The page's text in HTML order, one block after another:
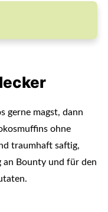
gerne magst, dann
ohne
traumhaft saftig,
an Bounty und für den